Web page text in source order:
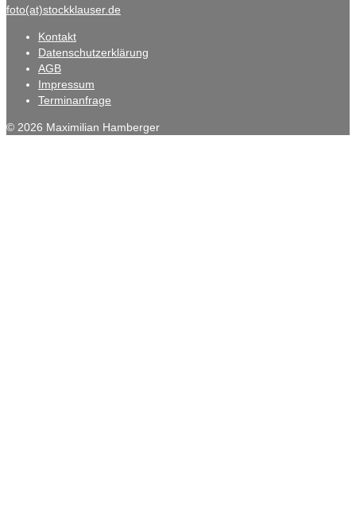
foto(at)stockklauser.de
Kontakt
Datenschutzerklärung
AGB
Impressum
Terminanfrage
© 2026 Maximilian Hamberger